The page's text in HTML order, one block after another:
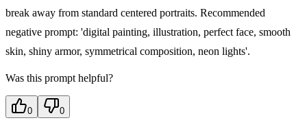
break away from standard centered portraits. Recommended
negative prompt: 'digital painting, illustration, perfect face, smooth
skin, shiny armor, symmetrical composition, neon lights'.
Was this prompt helpful?
0 0